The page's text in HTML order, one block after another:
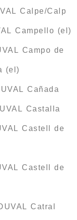
Calpe/Calp
Campello (el)
Campo de
(el)
Cañada
Castalla
Castell de
Castell de
Catral